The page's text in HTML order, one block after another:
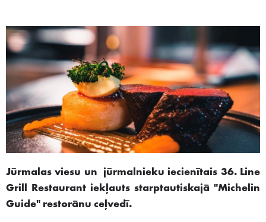
Jūrmalas viesu un jūrmalnieku iecienītais 36. Line
Grill Restaurant iekļauts starptautiskajā "Michelin
Guide" restorānu ceļvedī.